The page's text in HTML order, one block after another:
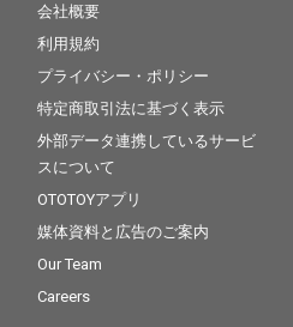
会社概要
利用規約
プライバシー・ポリシー
特定商取引法に基づく表示
外部データ連携しているサービ
スについて
OTOTOYアプリ
媒体資料と広告のご案内
Our Team
Careers